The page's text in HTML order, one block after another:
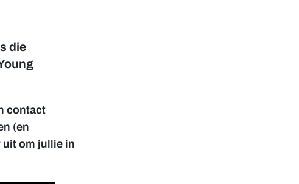
die
contact
(en
uit om jullie in